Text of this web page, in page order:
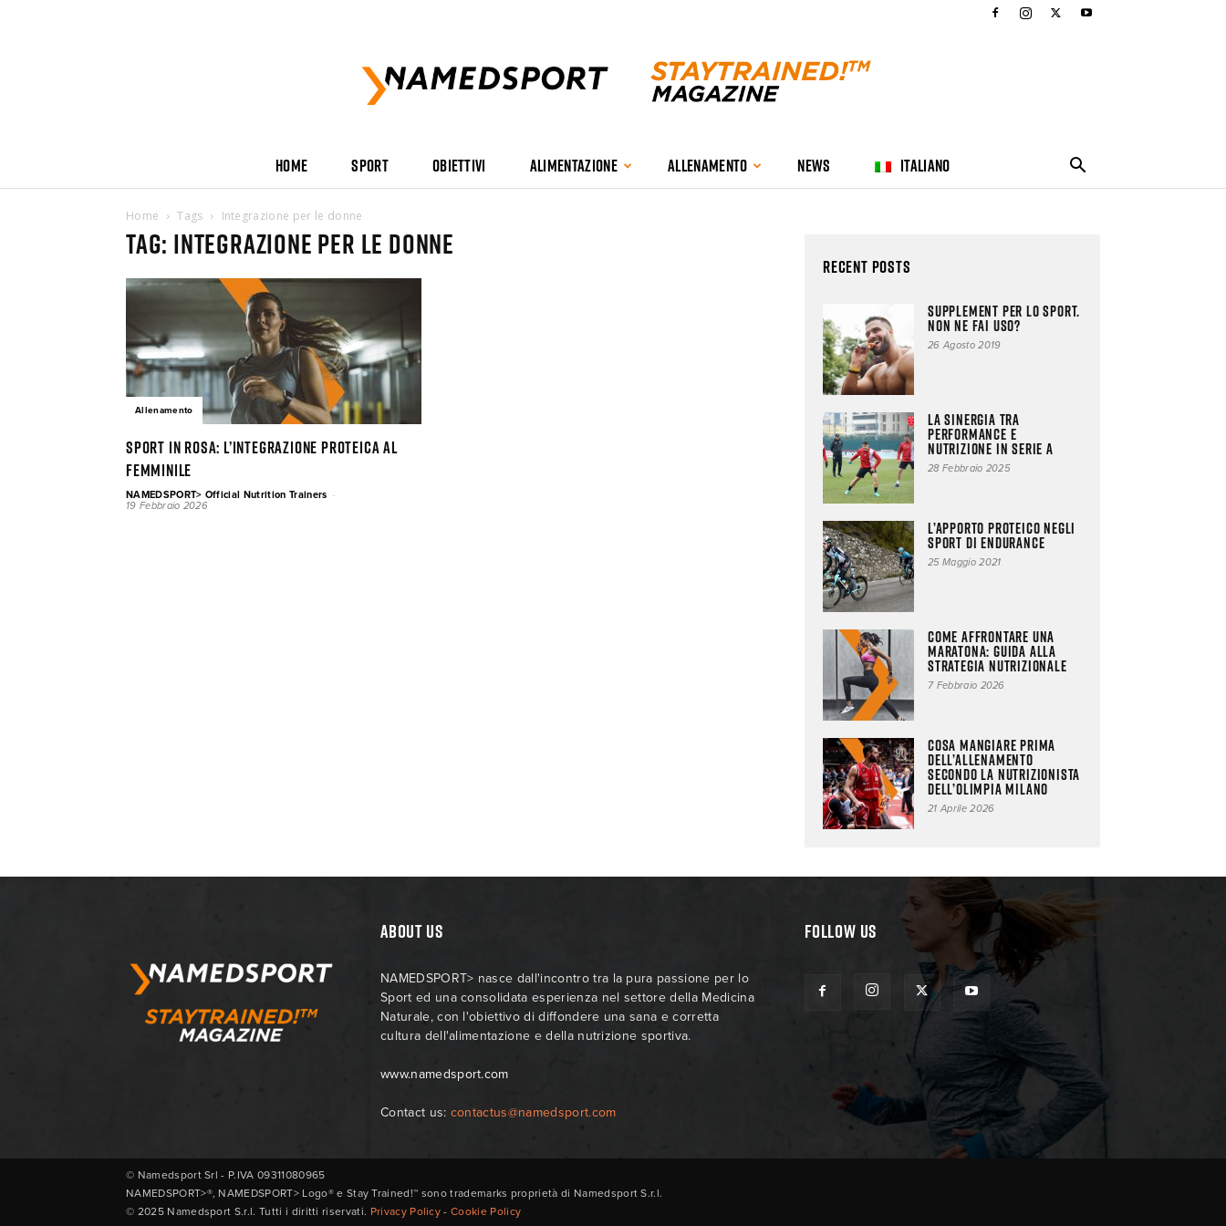
Stay
HOME SPORT OBIETTIVI ALIMENTAZIONE ALLENAMENTO NEWS ITALIANO
Home Tags Integrazione per le donne
Tag: integrazione per le donne
Allenamento
Sport in rosa: l’integrazione proteica al
femminile
NAMEDSPORT> Official Nutrition Trainers -
19 Febbraio 2026
Recent Posts
Supplement per lo sport.
Non ne fai uso?
26 Agosto 2019
La sinergia tra
performance e
nutrizione in Serie A
28 Febbraio 2025
L’apporto proteico negli
sport di endurance
25 Maggio 2021
Come affrontare una
maratona: guida alla
strategia nutrizionale
7 Febbraio 2026
Cosa mangiare prima
dell’allenamento
secondo la nutrizionista
dell’Olimpia Milano
21 Aprile 2026
ABOUT US
NAMEDSPORT> nasce dall'incontro tra la pura passione per lo
Sport ed una consolidata esperienza nel settore della Medicina
Naturale, con l'obiettivo di diffondere una sana e corretta
cultura dell'alimentazione e della nutrizione sportiva.
www.namedsport.com
Contact us: contactus@namedsport.com
FOLLOW US
© Namedsport Srl - P.IVA 09311080965
NAMEDSPORT>®, NAMEDSPORT> Logo® e Stay Trained!™ sono trademarks proprietà di Namedsport S.r.l.
© 2025 Namedsport S.r.l. Tutti i diritti riservati. Privacy Policy -Cookie Policy